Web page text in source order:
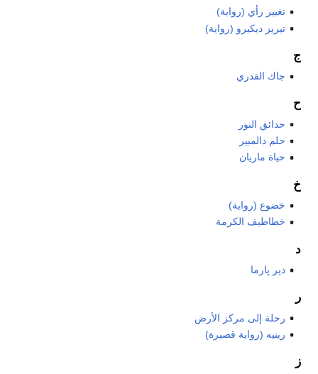
تغيير رأي (رواية)
تيريز ديكيرو (رواية)
ج
جاك القدري
ح
حدائق النور
حلم دالمبير
حياة ماريان
خ
خضوع (رواية)
خطاطيف الكرمة
د
دير پارما
ر
رحلة إلى مركز الأرض
رينيه (رواية قصيرة)
ز